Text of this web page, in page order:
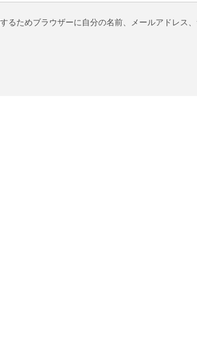
るためブラウザーに自分の名前、メールアドレス、